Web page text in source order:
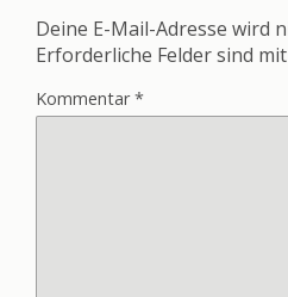
Deine E-Mail-Adresse wird
Erforderliche Felder sind mit
Kommentar*